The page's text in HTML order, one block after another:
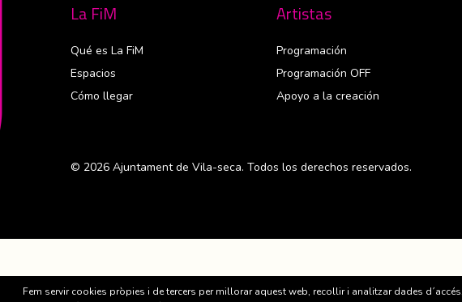
La FiM
Qué es La FiM
Espacios
Cómo llegar
Artistas
Programación
Programación OFF
Apoyo a la creación
© 2026 Ajuntament de Vila-seca. Todos los derechos reservados.
Fem servir cookies pròpies i de tercers per millorar aquest web, recollir i analitzar dades